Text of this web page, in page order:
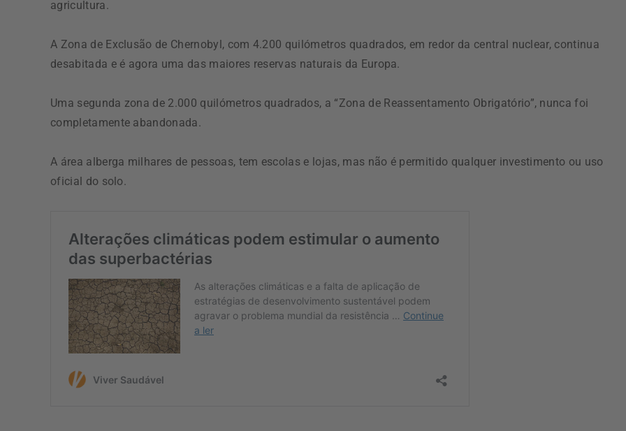
agricultura.
A Zona de Exclusão de Chernobyl, com 4.200 quilómetros quadrados, em redor da central nuclear, continua
desabitada e é agora uma das maiores reservas naturais da Europa.
Uma segunda zona de 2.000 quilómetros quadrados, a “Zona de Reassentamento Obrigatório”, nunca foi
completamente abandonada.
A área alberga milhares de pessoas, tem escolas e lojas, mas não é permitido qualquer investimento ou uso
oficial do solo.